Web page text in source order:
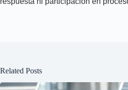
Related Posts